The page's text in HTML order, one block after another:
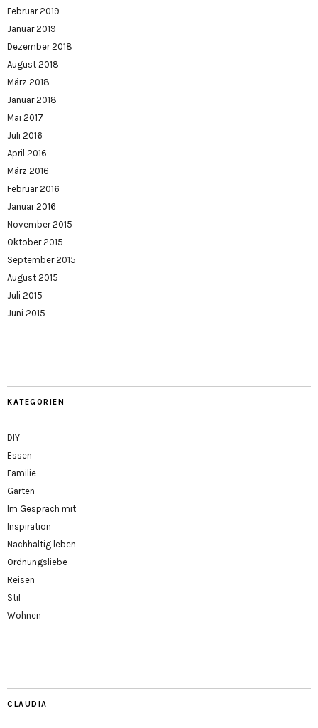
Februar 2019
Januar 2019
Dezember 2018
August 2018
März 2018
Januar 2018
Mai 2017
Juli 2016
April 2016
März 2016
Februar 2016
Januar 2016
November 2015
Oktober 2015
September 2015
August 2015
Juli 2015
Juni 2015
KATEGORIEN
DIY
Essen
Familie
Garten
Im Gespräch mit
Inspiration
Nachhaltig leben
Ordnungsliebe
Reisen
Stil
Wohnen
CLAUDIA